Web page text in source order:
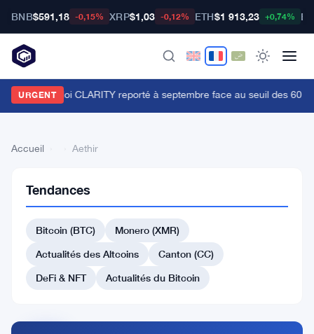
BNB$591,18 -0,15% XRP$1,03 -0,12% ETH$1 913,23 +0,74%
URGENT
vote sur la loi CLARITY reporté à septembre face au seuil des 60
Accueil Aethir
#186 Sentient
#186 Story
#194 CoW Protocol
Tendances
Bitcoin (BTC)
Monero (XMR)
Actualités des Altcoins
Canton (CC)
DeFi & NFT
Actualités du Bitcoin